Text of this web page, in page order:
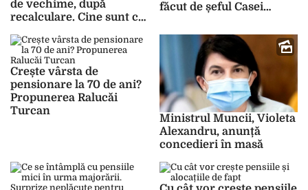
de vechime, după
recalculare. Cine sunt cei
7000 de lei
făcut de șeful Casei
Crește vârsta de
pensionare la 70 de ani?
Propunerea Ralucăi
Turcan
Ministrul Muncii, Violeta
Alexandru, anunță
concedieri în masă